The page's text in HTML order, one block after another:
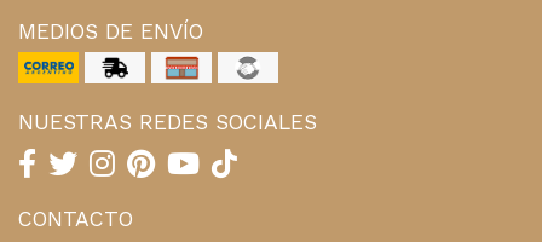
MEDIOS DE ENVÍO
NUESTRAS REDES SOCIALES
CONTACTO